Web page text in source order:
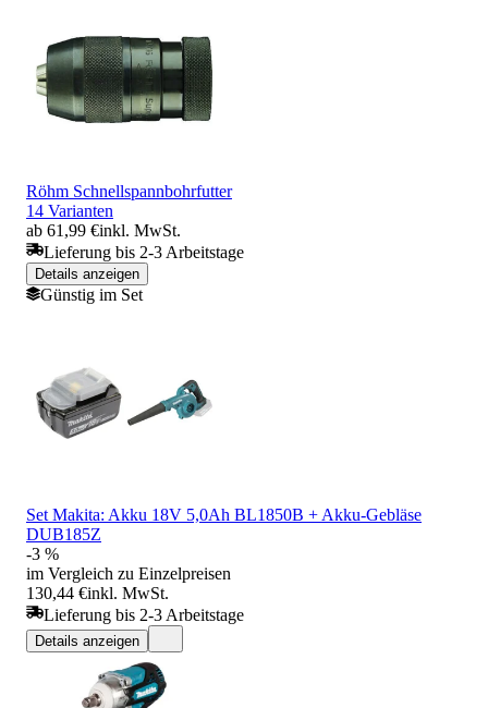
Röhm Schnellspannbohrfutter
14 Varianten
ab 61,99 €inkl. MwSt.
Lieferung bis 2-3 Arbeitstage
Details anzeigen
Günstig im Set
Set Makita: Akku 18V 5,0Ah BL1850B + Akku-Gebläse
DUB185Z
-3 %
im Vergleich zu Einzelpreisen
130,44 €inkl. MwSt.
Lieferung bis 2-3 Arbeitstage
Details anzeigen